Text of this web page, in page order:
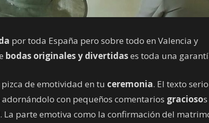
por toda España pero sobre todo en Valencia y
bodas originales y divertidases toda una
de emotividad en tu ceremonia. El texto
con pequeños comentarios graciosos
parte emotiva como la confirmación del